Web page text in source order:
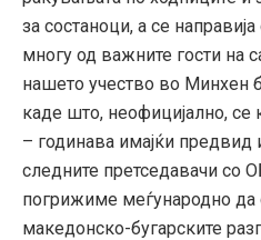
за состаноци, а се
многу од важните гости на
нашето учество во Минхен
каде што, неофицијално, се
– годинава имајќи
следните претседавачи со
погрижиме меѓународно да
македонско-бугарските